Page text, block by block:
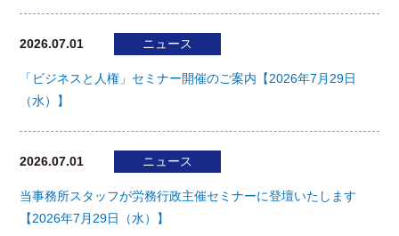
2026.07.01 ニュース
「ビジネスと人権」セミナー開催のご案内【2026年7月29日
（水）】
2026.07.01 ニュース
当事務所スタッフが労務行政主催セミナーに登壇いたします
【2026年7月29日（水）】